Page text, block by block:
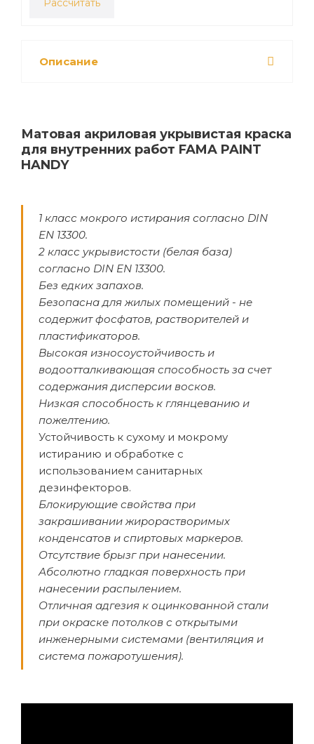
Рассчитать
Описание
Матовая акриловая укрывистая краска
для внутренних работ FAMA PAINT
HANDY
1 класс мокрого истирания согласно DIN
EN 13300.
2 класс укрывистости (белая база)
согласно DIN EN 13300.
Без едких запахов.
Безопасна для жилых помещений - не
содержит фосфатов, растворителей и
пластификаторов.
Высокая износоустойчивость и
водоотталкивающая способность за счет
содержания дисперсии восков.
Низкая способность к глянцеванию и
пожелтению.
Устойчивость к сухому и мокрому
истиранию и обработке с
использованием санитарных
дезинфекторов.
Блокирующие свойства при
закрашивании жирорастворимых
конденсатов и спиртовых маркеров.
Отсутствие брызг при нанесении.
Абсолютно гладкая поверхность при
нанесении распылением.
Отличная адгезия к оцинкованной стали
при окраске потолков с открытыми
инженерными системами (вентиляция и
система пожаротушения).